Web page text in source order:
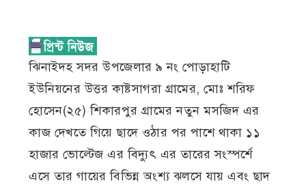
ঝিনাইদহ সদর উপজেলার ৯ নং পোড়াহাটি
ইউনিয়নের উত্তর কাষ্টসাগরা গ্রামের, মোঃ শরিফ
হোসেন(২৫) শিকারপুর গ্রামের নতুন মসজিদ এর
কাজ দেখতে গিয়ে ছাদে ওঠার পর পাশে থাকা ১১
হাজার ভোল্টেজ এর বিদ্যুৎ এর তারের সংস্পর্শে
এসে তার গায়ের বিভিন্ন অংশ্য ঝলসে যায় এবং ছাদ